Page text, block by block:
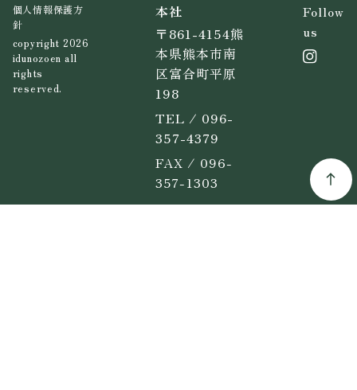
個人情報保護方
針
copyright 2026
idunozoen all
rights
reserved.
本社
〒861-4154熊
本県熊本市南
区富合町平原
198
TEL / 096-
357-4379
FAX / 096-
357-1303
Follow
us